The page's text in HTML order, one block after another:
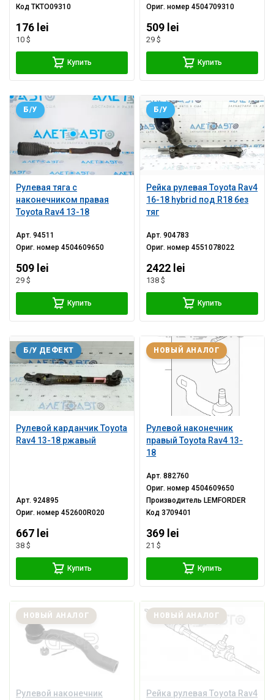
КодTKTO09310
176 lei
10 $
Купить
Ориг. номер4504709310
509 lei
29 $
Купить
Рулевая тяга с
наконечником правая
Toyota Rav4 13-18
Б/У
Арт.94511
Ориг. номер4504609650
509 lei
29 $
Купить
Рейка рулевая Toyota Rav4
16-18 hybrid под R18 без
тяг
Б/У
Арт.904783
Ориг. номер4551078022
2422 lei
138 $
Купить
Рулевой карданчик Toyota
Rav4 13-18 ржавый
Б/У ДЕФЕКТ
Арт.924895
Ориг. номер452600R020
667 lei
38 $
Купить
Рулевой наконечник
правый Toyota Rav4 13-
18
НОВЫЙ АНАЛОГ
Арт.882760
Ориг. номер4504609650
Производитель LEMFORDER
Код3709401
369 lei
21 $
Купить
Рулевой наконечник
НОВЫЙ АНАЛОГ
Рейка рулевая Toyota Rav4
НОВЫЙ АНАЛОГ